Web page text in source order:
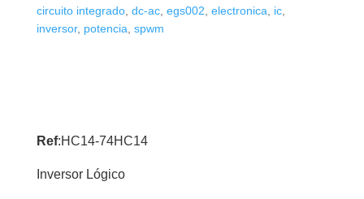
cantidad
circuito integrado, dc-ac, egs002 electronica ic,
inversor, potencia spwm
Ref:HC14-74HC14
Inversor Lógico